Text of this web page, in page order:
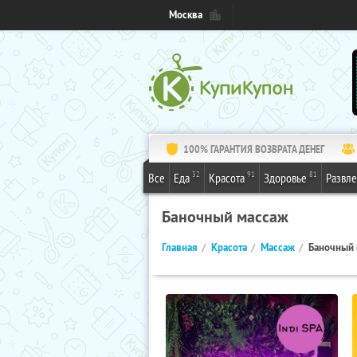
Москва
100% ГАРАНТИЯ ВОЗВРАТА ДЕНЕГ
Все Еда 32 Красота 91 Здоровье 81
Баночный массаж
Главная Красота Массаж Баночный